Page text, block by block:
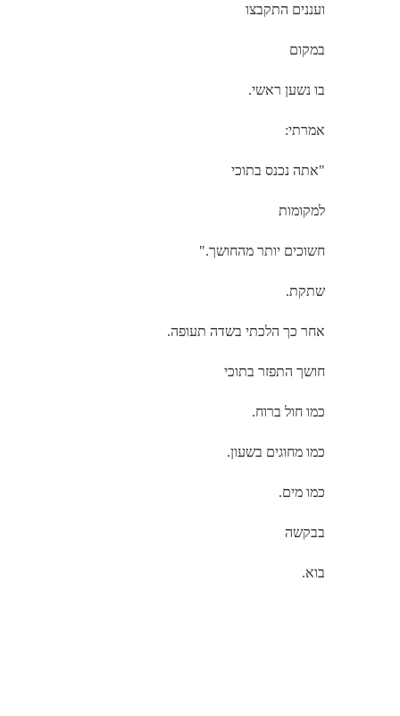
ועננים התקבצו
במקום
בו נשען ראשי.
אמרתי:
"אתה נכנס בתוכי
למקומות
חשוכים יותר מהחושך."
שתקת.
אחר כך הלכתי בשדה תעופה.
חושך התפזר בתוכי
כמו חול ברוח.
כמו מחוגים בשעון.
כמו מים.
בבקשה
בוא.